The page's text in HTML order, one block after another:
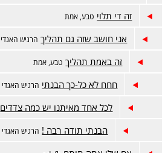
זה די תלוי טבע, אמת
אני חושב שזה גם תהליך הרגיש האגדי
זה באמת תהליך טבע, אמת
חחח לא כל-כך הבנתי הרגיש האגדי
לכל אחד מאיתנו יש כמה צדדים
הבנתי תודה רבה ! הרגיש האגדי